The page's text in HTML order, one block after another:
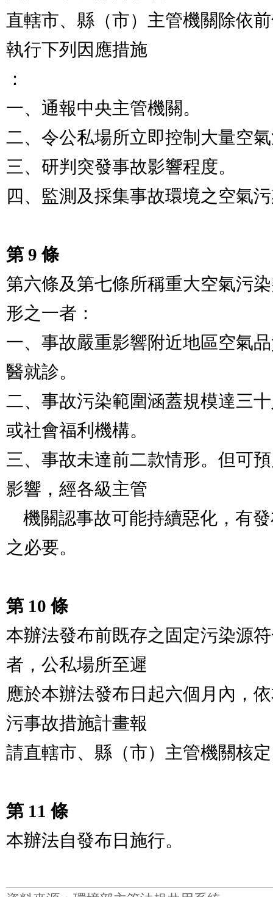
直轄市、縣（市）主管機關除依
執行下列因應措施
：
一、通報中央主管機關。
二、令公私場所立即控制大量空
三、研判突發事故影響程度。
四、監測及採集事故環境之空氣
第 9 條
第六條及第七條所稱重大空氣污
形之一者：
一、事故嚴重影響附近地區空氣
醫就診。
二、事故污染範圍涵蓋規模達三
或社會福利機構。
三、事故未達前二款情形。但可
影響，經各級主管
之必要。
第 10 條
本辦法發布前既存之固定污染源
者，公私場所至遲
應於本辦法發布日起六個月內，
污事故措施計畫報
請直轄市、縣（市）主管機關核
第 11 條
本辦法自發布日施行。